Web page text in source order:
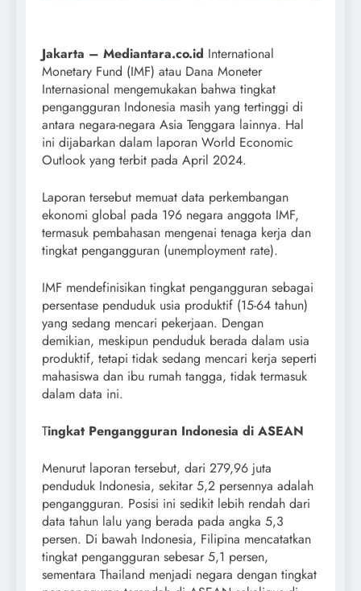
Jakarta – Mediantara.co.id International
Monetary Fund (IMF) atau Dana Moneter
Internasional mengemukakan bahwa tingkat
pengangguran Indonesia masih yang tertinggi di
antara negara-negara Asia Tenggara lainnya. Hal
ini dijabarkan dalam laporan World Economic
Outlook yang terbit pada April 2024.
Laporan tersebut memuat data perkembangan
ekonomi global pada 196 negara anggota IMF,
termasuk pembahasan mengenai tenaga kerja dan
tingkat pengangguran (unemployment rate).
IMF mendefinisikan tingkat pengangguran sebagai
persentase penduduk usia produktif (15-64 tahun)
yang sedang mencari pekerjaan. Dengan
demikian, meskipun penduduk berada dalam usia
produktif, tetapi tidak sedang mencari kerja seperti
mahasiswa dan ibu rumah tangga, tidak termasuk
dalam data ini.
Tingkat Pengangguran Indonesia di ASEAN
Menurut laporan tersebut, dari 279,96 juta
penduduk Indonesia, sekitar 5,2 persennya adalah
pengangguran. Posisi ini sedikit lebih rendah dari
data tahun lalu yang berada pada angka 5,3
persen. Di bawah Indonesia, Filipina mencatatkan
tingkat pengangguran sebesar 5,1 persen,
sementara Thailand menjadi negara dengan tingkat